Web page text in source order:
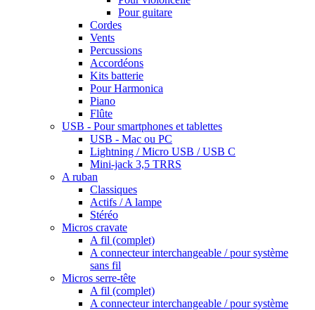
Pour guitare
Cordes
Vents
Percussions
Accordéons
Kits batterie
Pour Harmonica
Piano
Flûte
USB - Pour smartphones et tablettes
USB - Mac ou PC
Lightning / Micro USB / USB C
Mini-jack 3,5 TRRS
A ruban
Classiques
Actifs / A lampe
Stéréo
Micros cravate
A fil (complet)
A connecteur interchangeable / pour système
sans fil
Micros serre-tête
A fil (complet)
A connecteur interchangeable / pour système